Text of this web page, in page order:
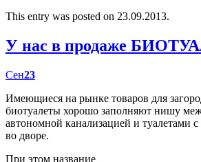
This entry was posted on 23.09.2013.
У нас в продаже
Сен23
Имеющиеся на рынке товаров для
биотуалеты хорошо заполняют нишу
автономной канализацией и туалетами
во дворе.
При этом название